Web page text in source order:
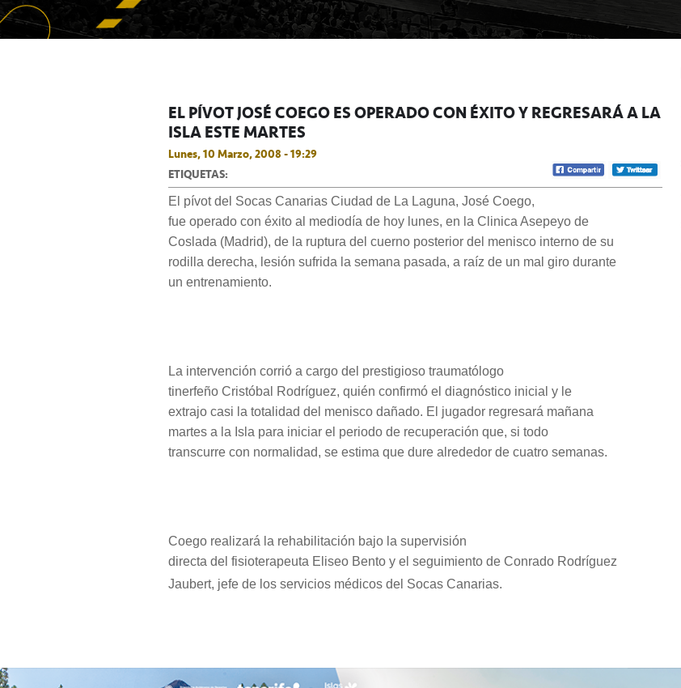
EL PÍVOT JOSÉ COEGO ES OPERADO CON ÉXITO Y REGRESARÁ A LA
ISLA ESTE MARTES
Lunes, 10 Marzo, 2008 - 19:29
ETIQUETAS:
El pívot del Socas Canarias Ciudad de La Laguna, José Coego,
fue operado con éxito al mediodía de hoy lunes, en la Clinica Asepeyo de
Coslada (Madrid), de la ruptura del cuerno posterior del menisco interno de su
rodilla derecha, lesión sufrida la semana pasada, a raíz de un mal giro durante
un entrenamiento.
La intervención corrió a cargo del prestigioso traumatólogo
tinerfeño Cristóbal Rodríguez, quién confirmó el diagnóstico inicial y le
extrajo casi la totalidad del menisco dañado. El jugador regresará mañana
martes a la Isla para iniciar el periodo de recuperación que, si todo
transcurre con normalidad, se estima que dure alrededor de cuatro semanas.
Coego realizará la rehabilitación bajo la supervisión
directa del fisioterapeuta Eliseo Bento y el seguimiento de Conrado Rodríguez
Jaubert, jefe de los servicios médicos del Socas Canarias.